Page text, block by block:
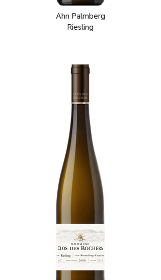
Ahn Palmberg
Riesling